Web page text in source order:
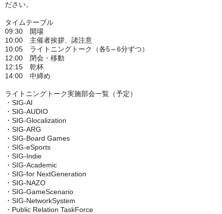
ださい。
タイムテーブル
09:30 開場
10:00 主催者挨拶、諸注意
10:05 ライトニングトーク（各5～6分ずつ）
12:00 閉会・移動
12:15 乾杯
14:00 中締め
ライトニングトーク実施部会一覧（予定）
・SIG-AI
・SIG-AUDIO
・SIG-Glocalization
・SIG-ARG
・SIG-Board Games
・SIG-eSports
・SIG-Indie
・SIG-Academic
・SIG-for NextGeneration
・SIG-NAZO
・SIG-GameScenario
・SIG-NetworkSystem
・Public Relation TaskForce